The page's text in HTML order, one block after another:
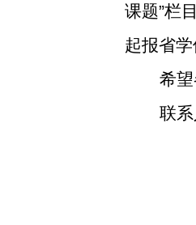
课题”栏
起报省
希
联